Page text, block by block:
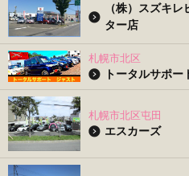
（株）スズキ
ター店
札幌市北区
トータルサポー
札幌市北区屯田
エスカーズ